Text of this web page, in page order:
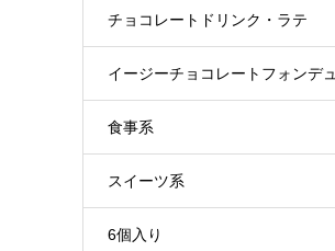
チョコレートドリンク・ラテ
イージーチョコレートフォンデュ
食事系
スイーツ系
6個入り